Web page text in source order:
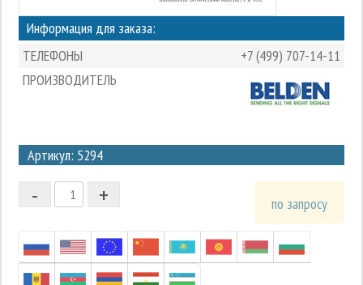
Информация для заказа:
ТЕЛЕФОНЫ
+7 (499) 707-14-11
ПРОИЗВОДИТЕЛЬ
Артикул: 5294
2
1
-1
+
- по запросу